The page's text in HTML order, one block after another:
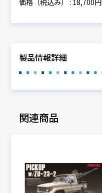
価格（税込み） : 18,700円
製品情報詳細
関連商品